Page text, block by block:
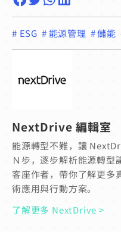
# ESG #能源管理 #儲能
NextDrive 編輯室
能源轉型不難，讓
Ｎ步，逐步解析能源轉
客座作者，帶你了解更多
術應用與行動方案。
了解更多 NextDrive >